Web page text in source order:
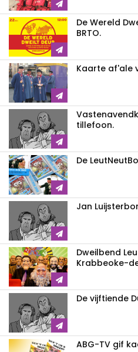
De Wereld
BRTO.
Kaarte af'ale
tillefoon.
De
Jan
Dweilbend
Krabbeoke-
De vijftiende
ABG-TV gif